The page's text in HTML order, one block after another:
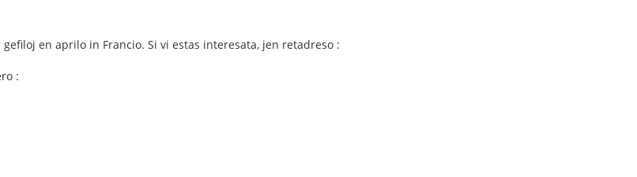
en aprilo in Francio. Si vi estas interesata, jen retadreso :
: